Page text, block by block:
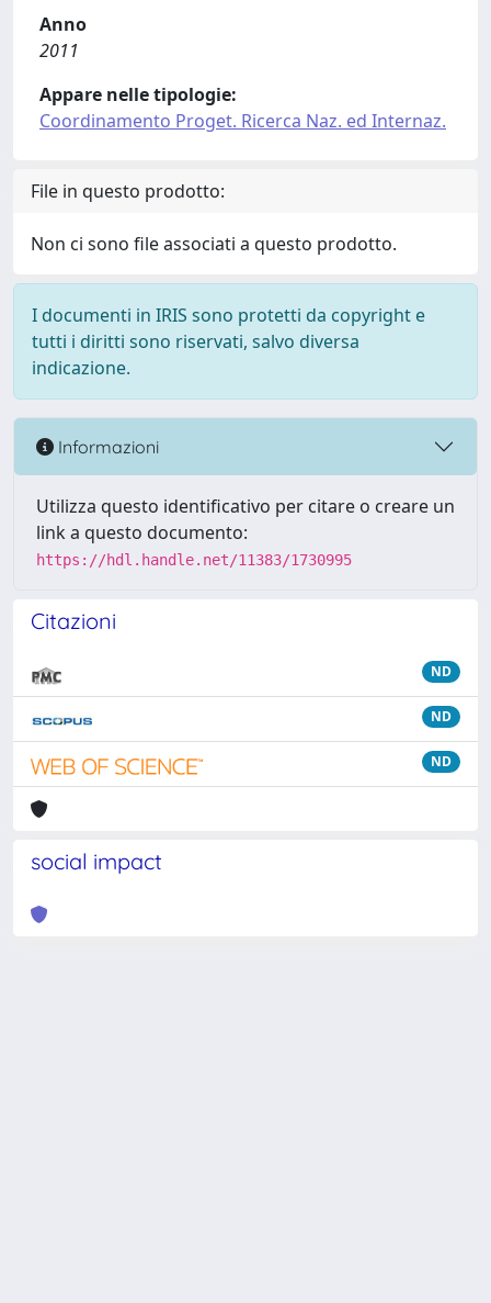
Anno
2011
Appare nelle tipologie:
Coordinamento Proget. Ricerca Naz. ed Internaz.
File in questo prodotto:
Non ci sono file associati a questo prodotto.
I documenti in IRIS sono protetti da copyright e
tutti i diritti sono riservati, salvo diversa
indicazione.
Informazioni
Utilizza questo identificativo per citare o creare un
link a questo documento:
https://hdl.handle.net/11383/1730995
Citazioni
ND
ND
ND
social impact